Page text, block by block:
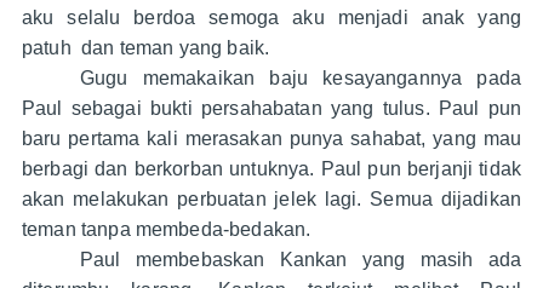
aku selalu berdoa semoga aku menjadi anak yang
patuh dan teman yang baik.
Gugu memakaikan baju kesayangannya pada
Paul sebagai bukti persahabatan yang tulus. Paul pun
baru pertama kali merasakan punya sahabat, yang mau
berbagi dan berkorban untuknya. Paul pun berjanji tidak
akan melakukan perbuatan jelek lagi. Semua dijadikan
teman tanpa membeda-bedakan.
Paul membebaskan Kankan yang masih ada